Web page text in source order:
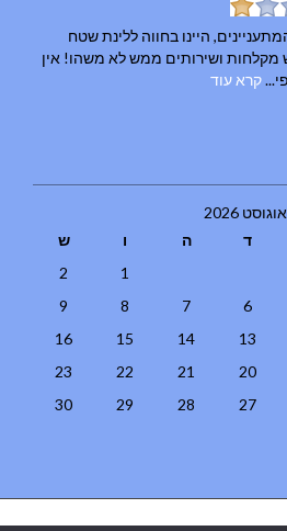
היינו בחווה ללינת שטח
מקלחות ושירותים ממש לא משהו! אין
קרא עוד
אוגוסט 2026
ד ה ו
ש
1
2
6
7
8
9
13
14
15
16
20
21
22
23
27
28
29
30